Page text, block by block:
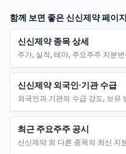
함께 보면 좋은신신제약페이지
신신제약 종목 상세
주가, 실적, 테마, 주요주주 지분
신신제약 외국인·기관 수급
외국인과 기관의 수급 강도, 보유
최근 주요주주 공시
신신제약 외 다른 종목의 최신 지